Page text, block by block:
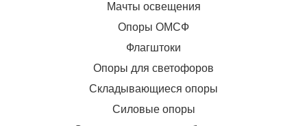
Мачты освещения
Опоры ОМСФ
Флагштоки
Опоры для светофоров
Складывающиеся опоры
Силовые опоры